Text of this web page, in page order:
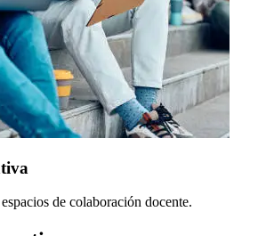
de colaboración docente.